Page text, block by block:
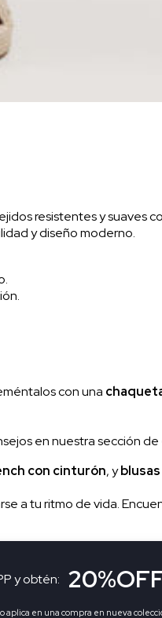
resistentes y suaves
y diseño moderno.
con una
en nuestra sección de
con cinturón, y
a tu ritmo de vida.
y obtén:
aplica en una compra en nueva